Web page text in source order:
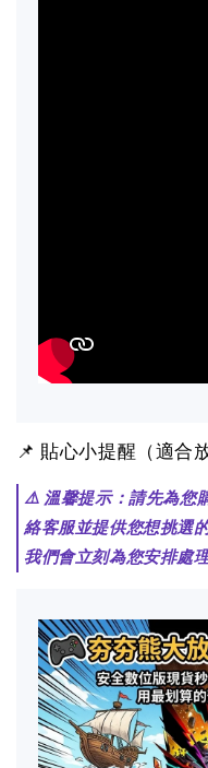
📌 貼心小提醒（適合
⚠️ 溫馨提示：請先為您
絡客服並提供您想挑選
我們會立刻為您安排處